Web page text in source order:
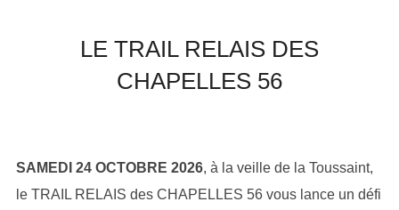
LE TRAIL RELAIS DES
CHAPELLES 56
SAMEDI 24 OCTOBRE 2026, à la veille de la Toussaint,
le TRAIL RELAIS des CHAPELLES 56 vous lance un défi